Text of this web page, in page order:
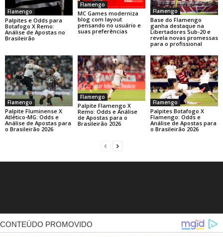
Flamengo
Palpites e Odds para
Botafogo X Remo:
Análise de Apostas no
Brasileirão
Flamengo
MC Games moderniza
blog com layout
pensando no usuário e
suas preferências
Flamengo
Base do Flamengo
ganha destaque na
Libertadores Sub-20 e
revela novas promessas
para o profissional
Flamengo
Palpite Fluminense X
Atlético-MG: Odds e
Análise de Apostas para
o Brasileirão 2026
Flamengo
Palpite Flamengo X
Remo: Odds e Análise
de Apostas para o
Brasileirão 2026
Flamengo
Palpites Botafogo X
Flamengo: Odds e
Análise de Apostas para
o Brasileirão 2026